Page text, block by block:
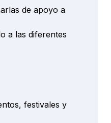
de apoyo a
a las diferentes
festivales y